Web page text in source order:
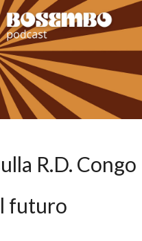
futuro
R.D. Congo